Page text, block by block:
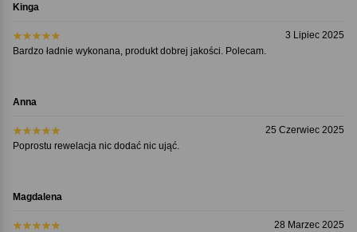
Kinga
3 Lipiec 2025
Bardzo ładnie wykonana, produkt dobrej jakości. Polecam.
Anna
25 Czerwiec 2025
Poprostu rewelacja nic dodać nic ująć.
Magdalena
28 Marzec 2025